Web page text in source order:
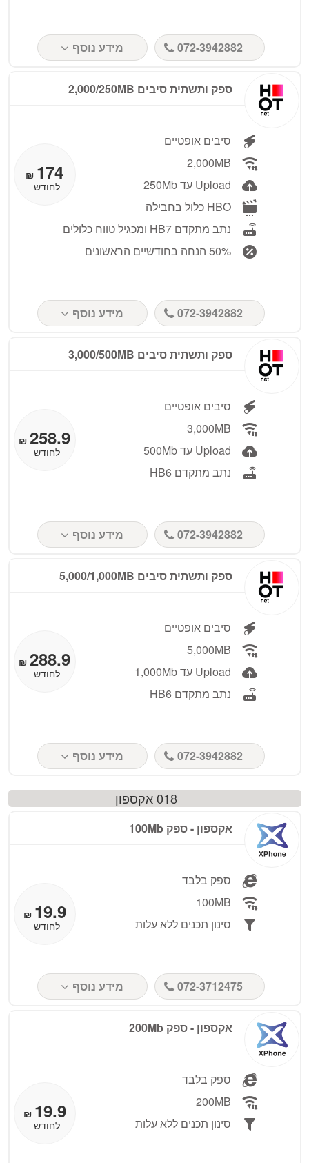
072-3942882 מידע נוסף
ספק ותשתית סיבים 2,000/250MB
סיבים אופטיים
2,000MB
Upload עד 250Mb
HBO כלול בחבילה
נתב מתקדם HB7 ומכגיל טווח כלולים
50% הנחה בחודשיים הראשונים
174
₪
לחודש
072-3942882 מידע נוסף
ספק ותשתית סיבים 3,000/500MB
סיבים אופטיים
3,000MB
Upload עד 500Mb
נתב מתקדם HB6
258.9
₪
לחודש
072-3942882 מידע נוסף
ספק ותשתית סיבים 5,000/1,000MB
סיבים אופטיים
5,000MB
Upload עד 1,000Mb
נתב מתקדם HB6
288.9
₪
לחודש
072-3942882 מידע נוסף
018 אקספון
אקספון - ספק 100Mb
ספק בלבד
100MB
סינון תכנים ללא עלות
19.9
₪
לחודש
072-3712475 מידע נוסף
אקספון - ספק 200Mb
ספק בלבד
200MB
סינון תכנים ללא עלות
19.9
₪
לחודש